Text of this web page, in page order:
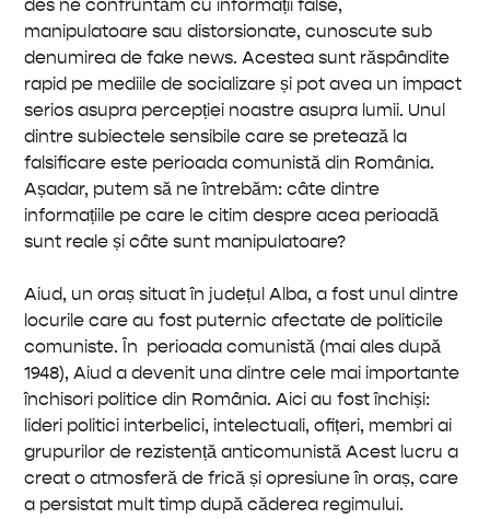
des ne confruntăm cu informații false,
manipulatoare sau distorsionate, cunoscute sub
denumirea de fake news. Acestea sunt răspândite
rapid pe mediile de socializare și pot avea un impact
serios asupra percepției noastre asupra lumii. Unul
dintre subiectele sensibile care se pretează la
falsificare este perioada comunistă din România.
Așadar, putem să ne întrebăm: câte dintre
informațiile pe care le citim despre acea perioadă
sunt reale și câte sunt manipulatoare?
Aiud, un oraș situat în județul Alba, a fost unul dintre
locurile care au fost puternic afectate de politicile
comuniste. În perioada comunistă (mai ales după
1948), Aiud a devenit una dintre cele mai importante
închisori politice din România. Aici au fost închiși:
lideri politici interbelici, intelectuali, ofițeri, membri ai
grupurilor de rezistență anticomunistă Acest lucru a
creat o atmosferă de frică și opresiune în oraș, care
a persistat mult timp după căderea regimului.